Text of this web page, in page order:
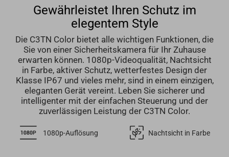
Gewährleistet Ihren Schutz im
elegentem Style
Die C3TN Color bietet alle wichtigen Funktionen, die
Sie von einer Sicherheitskamera für Ihr Zuhause
erwarten können. 1080p-Videoqualität, Nachtsicht
in Farbe, aktiver Schutz, wetterfestes Design der
Klasse IP67 und vieles mehr, sind in einem einzigen,
eleganten Gerät vereint. Leben Sie sicherer und
intelligenter mit der einfachen Steuerung und der
zuverlässigen Leistung der C3TN Color.
1080p-Auflösung Nachtsicht in Farbe